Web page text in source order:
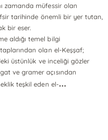
zamanda müfessir olan
tarihinde önemli bir yer tutan,
bir eser.
aldığı temel bilgi
olan el-Keşşaf;
üstünlük ve inceliği gözler
ve gramer açısından
teşkil eden el-...